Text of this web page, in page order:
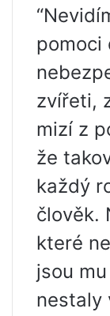
pomoci
zvířeti,
mizí z
že
každý
člověk.
které
jsou
nestaly